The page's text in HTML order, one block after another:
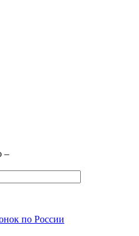
–
по России